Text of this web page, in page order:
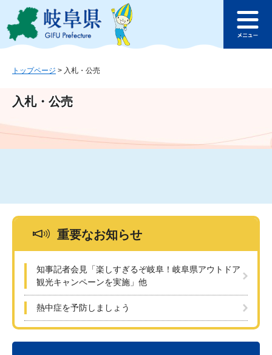
ジ
ュ
文
このページの本文へ
ュ
トップページ > 入札・公売
入札・公売
重要なお知らせ
知事記者会見「楽しすぎるぞ岐阜！岐阜県アウトドア
観光キャンペーンを実施」他
熱中症を予防しましょう